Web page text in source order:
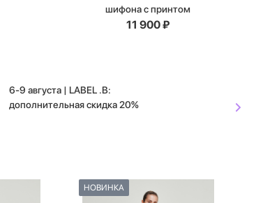
шифона с принтом
11 900₽
6-9 августа | LABEL .B:
дополнительная скидка 20%
НОВИНКА